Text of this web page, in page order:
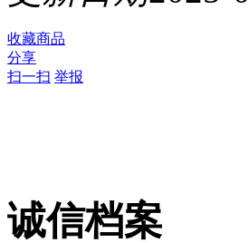
收藏商品
分享
扫一扫 举报
诚信档案